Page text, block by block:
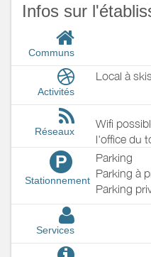
Infos sur
Communs
Activités
Local à
Réseaux
Wifi
l'office du
P
Stationnement
Parking
Parking à
Parking
Services